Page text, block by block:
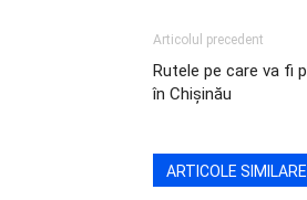
Articolul precedent
Rutele pe care va fi
în Chișinău
ARTICOLE SIMILARE